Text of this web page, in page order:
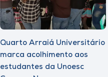
Quarto Arraiá Universitário
marca acolhimento aos
estudantes da Unoesc